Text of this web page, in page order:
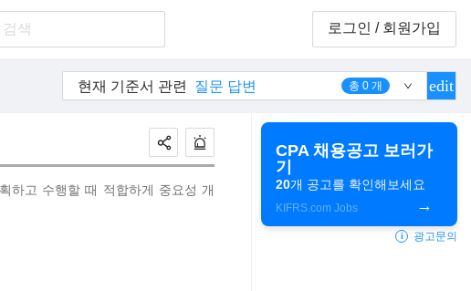
로그인 / 회원가입
현재 기준서 관련 질문 답변 총 0 개 edit
하고 수행할 때 적합하게 중요성 개
CPA 채용공고 보러가
기
20개 공고를 확인해보세요
KIFRS.com Jobs
i 광고문의